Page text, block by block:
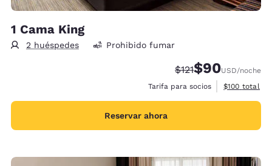
1 Cama King
2 huéspedes Prohibido fumar
Precio tachado:
$121Precio con
$90USD/noche
Tarifa para socios
Ver detalles
$100 total
Reservar ahora